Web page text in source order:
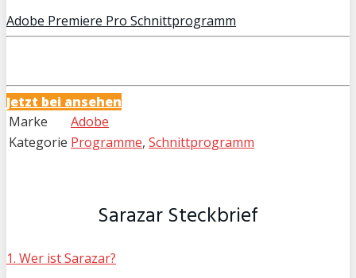
Adobe Premiere Pro Schnittprogramm
Jetzt bei ansehen
Marke
Adobe
Kategorie Programme, Schnittprogramm
Sarazar Steckbrief
1. Wer ist Sarazar?